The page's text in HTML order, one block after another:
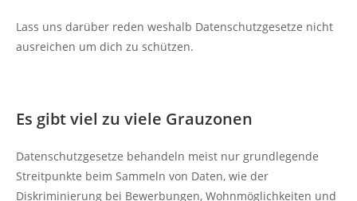
Lass uns darüber reden weshalb Datenschutzgesetze nicht
ausreichen um dich zu schützen.
Es gibt viel zu viele Grauzonen
Datenschutzgesetze behandeln meist nur grundlegende
Streitpunkte beim Sammeln von Daten, wie der
Diskriminierung bei Bewerbungen, Wohnmöglichkeiten und